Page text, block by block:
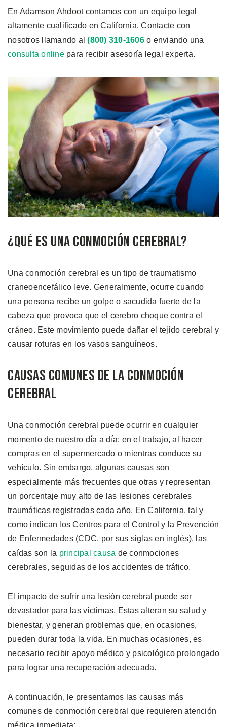
En Adamson Ahdoot contamos con un equipo legal
altamente cualificado en California. Contacte con
nosotros llamando al(800) 310-1606 o enviando una
consulta onlinepara recibir asesoría legal experta.
¿Qué es una Conmoción Cerebral?
Una conmoción cerebral es un tipo de traumatismo
craneoencefálico leve. Generalmente, ocurre cuando
una persona recibe un golpe o sacudida fuerte de la
cabeza que provoca que el cerebro choque contra el
cráneo. Este movimiento puede dañar el tejido cerebral y
causar roturas en los vasos sanguíneos.
Causas Comunes de la Conmoción
Cerebral
Una conmoción cerebral puede ocurrir en cualquier
momento de nuestro día a día: en el trabajo, al hacer
compras en el supermercado o mientras conduce su
vehículo. Sin embargo, algunas causas son
especialmente más frecuentes que otras y representan
un porcentaje muy alto de las lesiones cerebrales
traumáticas registradas cada año. En California, tal y
como indican los Centros para el Control y la Prevención
de Enfermedades (CDC, por sus siglas en inglés), las
caídas son la principal causa de conmociones
cerebrales, seguidas de los accidentes de tráfico.
El impacto de sufrir una lesión cerebral puede ser
devastador para las víctimas. Estas alteran su salud y
bienestar, y generan problemas que, en ocasiones,
pueden durar toda la vida. En muchas ocasiones, es
necesario recibir apoyo médico y psicológico prolongado
para lograr una recuperación adecuada.
A continuación, le presentamos las causas más
comunes de conmoción cerebral que requieren atención